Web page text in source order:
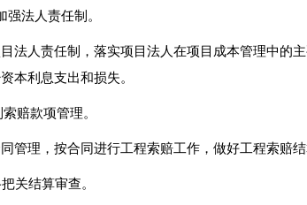
强法人责任制。
法人责任制，落实项目法人在项目成本管理中的
本利息支出和损失。
赔款项管理。
管理，按合同进行工程索赔工作，做好工程索赔
关结算审查。